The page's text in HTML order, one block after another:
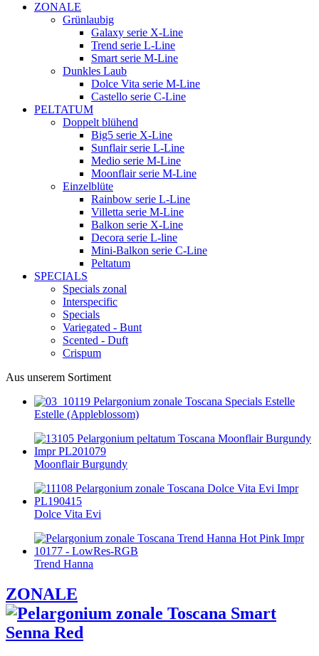
ZONALE
Grünlaubig
Galaxy serie X-Line
Trend serie L-Line
Smart serie M-Line
Dunkles Laub
Dolce Vita serie M-Line
Castello serie C-Line
PELTATUM
Doppelt blühend
Big5 serie X-Line
Sunflair serie L-Line
Medio serie M-Line
Moonflair serie M-Line
Einzelblüte
Rainbow serie L-Line
Villetta serie M-Line
Balkon serie X-Line
Decora serie L-line
Mini-Balkon serie C-Line
Peltatum
SPECIALS
Specials zonal
Interspecific
Specials
Variegated - Bunt
Scented - Duft
Crispum
Aus unserem Sortiment
Estelle (Appleblossom)
Moonflair Burgundy
Dolce Vita Evi
Trend Hanna
ZONALE